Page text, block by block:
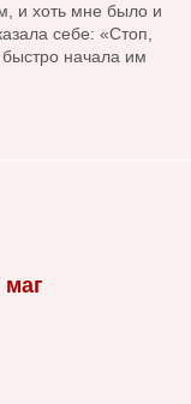
и хоть мне было и
себе: «Стоп,
начала им